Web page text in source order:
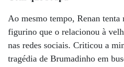
Ao mesmo tempo, Renan
figurino que o relacionou à
nas redes sociais. Criticou a
tragédia de Brumadinho em